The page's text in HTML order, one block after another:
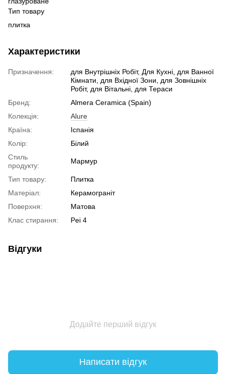
Тип товару
плитка
Характеристики
Призначення:
для Внутрішніх Робіт, Для Кухні, для Ванної
Кімнати, для Вхідної Зони, для Зовнішніх
Робіт, для Вітальні, для Тераси
Бренд:
Almera Ceramica (Spain)
Колекція:
Alure
Країна:
Іспанія
Колір:
Білий
Стиль
продукту:
Мармур
Тип товару:
Плитка
Матеріал:
Керамограніт
Поверхня:
Матова
Клас стирання:
Pei 4
Відгуки
Додайте перший відгук
Написати відгук